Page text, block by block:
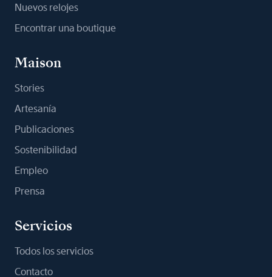
Nuevos relojes
Encontrar una boutique
Maison
Stories
Artesanía
Publicaciones
Sostenibilidad
Empleo
Prensa
Servicios
Todos los servicios
Contacto